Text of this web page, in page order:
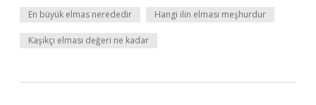
En büyük elmas nerededir Hangi ilin elması meşhurdur
Kaşıkçı elması değeri ne kadar